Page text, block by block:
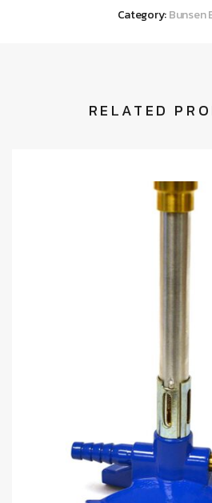
Category:Bunsen
RELATED